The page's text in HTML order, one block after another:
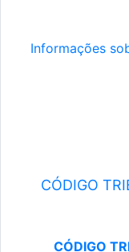
Informações
CÓDIGO
CÓDIGO